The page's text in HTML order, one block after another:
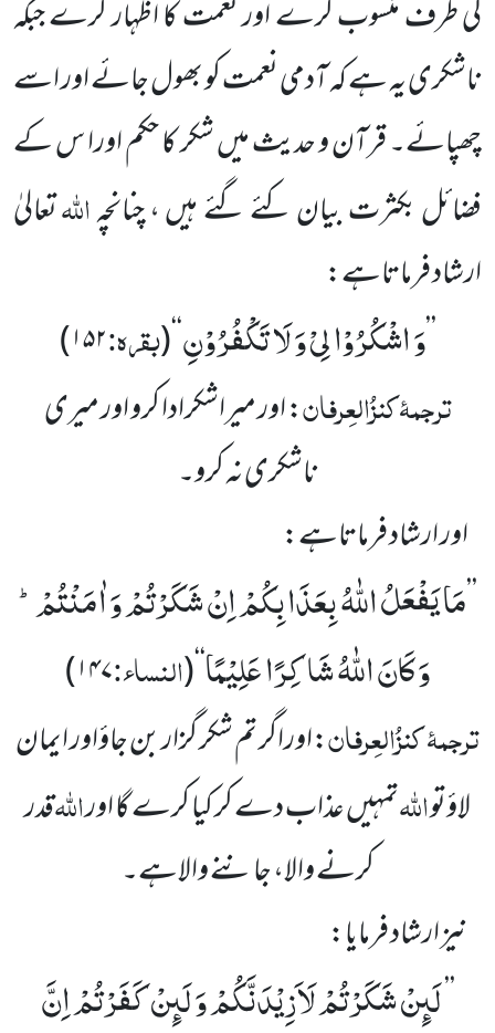
کی طرف منسوب کرے اور نعمت کا اظہار کرے جبکہ
ناشکری یہ ہے کہ آدمی نعمت کو بھول جائے اور اسے
چھپائے۔ قرآن و حدیث میں شکر کا حکم اورا س کے
فضائل بکثرت بیان کئے گئے ہیں ، چنانچہاللہتعالیٰ
ارشاد فرماتاہے:
’’وَ اشْكُرُوْا لِیْ وَ لَا تَكْفُرُوْنِ‘‘
(بقرہ:۱۵۲)
ترجمۂکنزُالعِرفان: اور میراشکرادا کرو اور میری
ناشکری نہ کرو۔
اور ارشاد فرماتاہے:
’’مَا یَفْعَلُ اللّٰهُ بِعَذَابِكُمْ اِنْ شَكَرْتُمْ وَ اٰمَنْتُمْؕ-
وَ كَانَ اللّٰهُ شَاكِرًا عَلِیْمًا‘‘
(النساء:۱۴۷)
ترجمۂکنزُالعِرفان:اوراگر تم شکر گزار بن جاؤاور ایمان
لاؤتواللہتمہیں عذاب دے کر کیا کرے گا اوراللہقدر
کرنے والا، جاننے والاہے۔
نیز ارشاد فرمایا:
’’لَىٕنْ شَكَرْتُمْ لَاَزِیْدَنَّكُمْ وَ لَىٕنْ كَفَرْتُمْ اِنَّ